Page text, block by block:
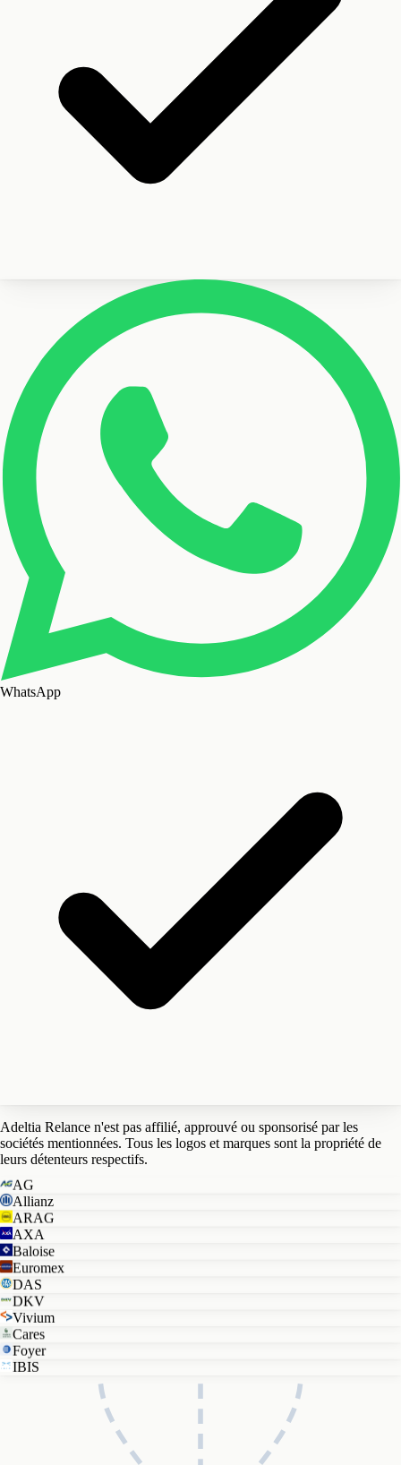
WhatsApp
Adeltia Relance n'est pas affilié, approuvé ou sponsorisé par les
sociétés mentionnées. Tous les logos et marques sont la propriété de
leurs détenteurs respectifs.
AG
Allianz
ARAG
AXA
Baloise
Euromex
DAS
DKV
Vivium
Cares
Foyer
IBIS